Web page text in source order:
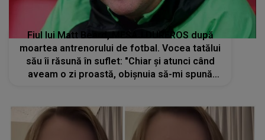
Fiul lui Matt Beard, MESAJ DUREROS după
moartea antrenorului de fotbal. Vocea tatălui
său îi răsună în suflet: "Chiar și atunci când
aveam o zi proastă, obișnuia să-mi spună